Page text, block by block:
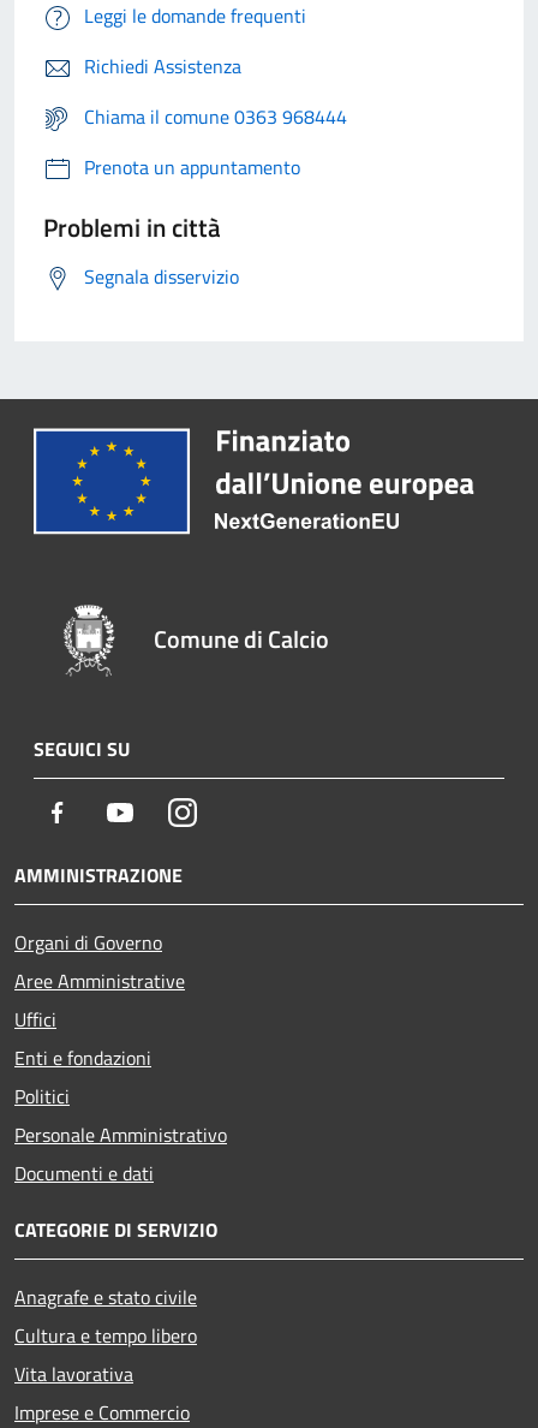
Leggi le domande frequenti
Richiedi Assistenza
Chiama il comune 0363 968444
Prenota un appuntamento
Problemi in città
Segnala disservizio
Comune di Calcio
SEGUICI SU
Facebook YoutubeInstagram
AMMINISTRAZIONE
Organi di Governo
Aree Amministrative
Uffici
Enti e fondazioni
Politici
Personale Amministrativo
Documenti e dati
CATEGORIE DI SERVIZIO
Anagrafe e stato civile
Cultura e tempo libero
Vita lavorativa
Imprese e Commercio